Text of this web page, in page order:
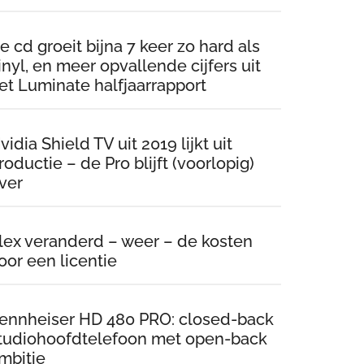
cd groeit bijna 7 keer zo hard als
en meer opvallende cijfers uit
Luminate halfjaarrapport
Shield TV uit 2019 lijkt uit
– de Pro blijft (voorlopig)
veranderd – weer – de kosten
een licentie
HD 480 PRO: closed-back
met open-back